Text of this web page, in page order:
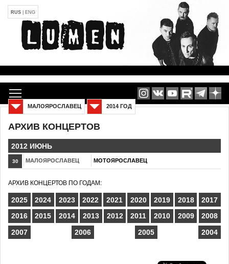
RUS ENG
АРХИВ КОНЦЕРТОВ
2014 ГОД
МАЛОЯРОСЛАВЕЦ
2012 ИЮНЬ
30 МАЛОЯРОСЛАВЕЦ МОТОЯРОСЛАВЕЦ
АРХИВ КОНЦЕРТОВ ПО ГОДАМ:
2025 2024 2023 2022 2021 2020 2019 2018
2017
2016
2015 2014 2013 2012 2011 2010 2009
2008
2007
2006 2005 2004